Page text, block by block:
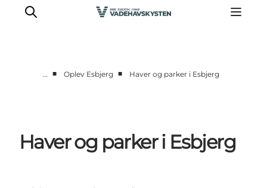
Oplev Fanø
Oplev Mandø
Det Sker
… ■ Oplev Esbjerg ■ Haver og parker i Esbjerg
Haver og parker i Esbjerg